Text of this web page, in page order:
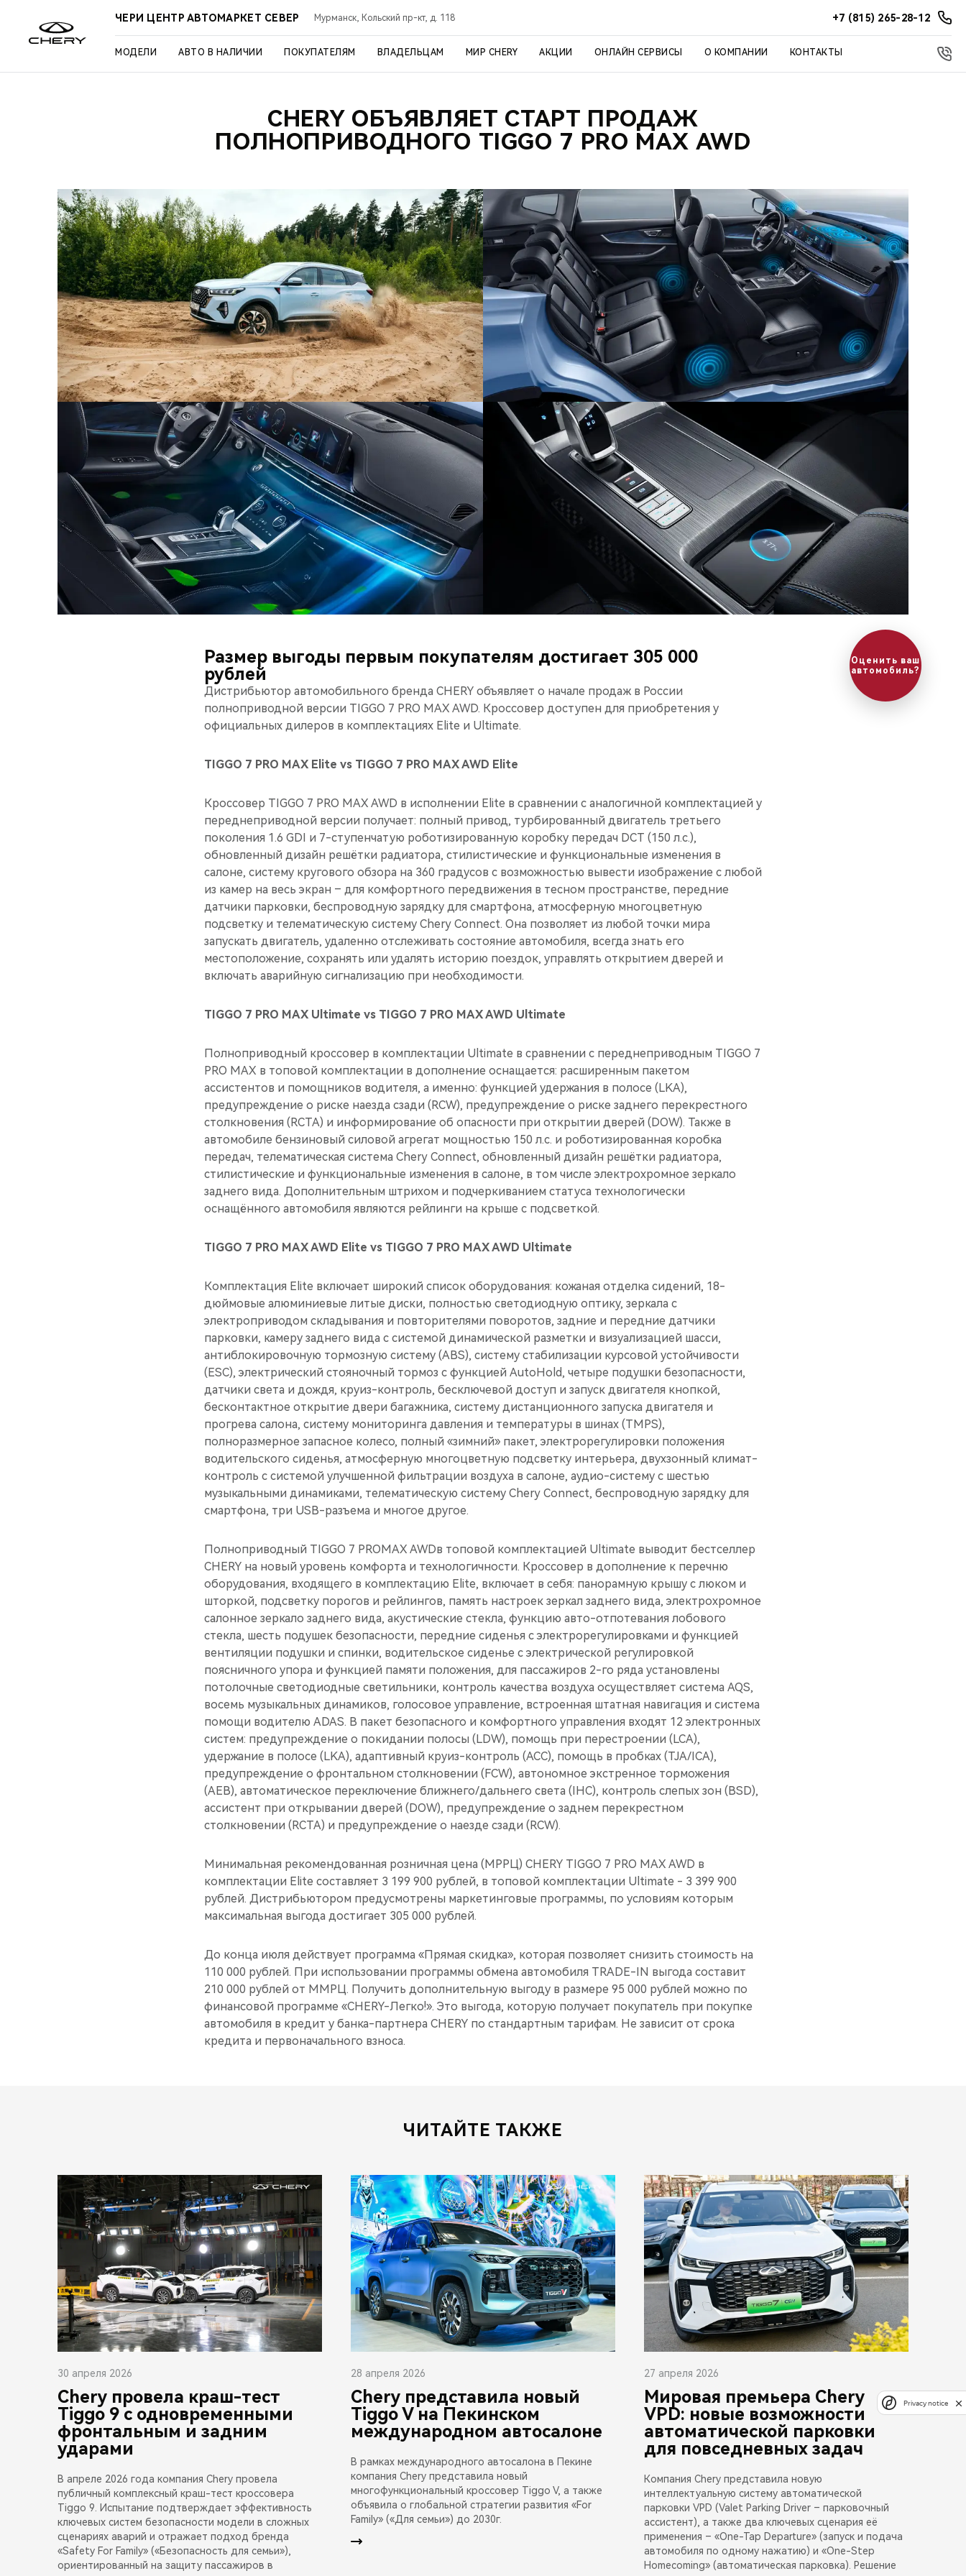
ЧЕРИ ЦЕНТР АВТОМАРКЕТ СЕВЕР Мурманск, Кольский пр-кт, д. 118 +7 (815) 265-28-12
МОДЕЛИ АВТО В НАЛИЧИИ ПОКУПАТЕЛЯМ ВЛАДЕЛЬЦАМ МИР CHERY АКЦИИ ОНЛАЙН СЕРВИСЫ О КОМПАНИИ КОНТАКТЫ
CHERY ОБЪЯВЛЯЕТ СТАРТ ПРОДАЖ
ПОЛНОПРИВОДНОГО TIGGO 7 PRO MAX AWD
Размер выгоды первым покупателям достигает 305 000
рублей
Дистрибьютор автомобильного бренда CHERY объявляет о начале продаж в России
полноприводной версии TIGGO 7 PRO MAX AWD. Кроссовер доступен для приобретения у
официальных дилеров в комплектациях Elite и Ultimate.
TIGGO 7 PRO MAX Elite vs TIGGO 7 PRO MAX AWD Elite
Кроссовер TIGGO 7 PRO MAX AWD в исполнении Elite в сравнении с аналогичной комплектацией у
переднеприводной версии получает: полный привод, турбированный двигатель третьего
поколения 1.6 GDI и 7-ступенчатую роботизированную коробку передач DCT (150 л.с.),
обновленный дизайн решётки радиатора, стилистические и функциональные изменения в
салоне, систему кругового обзора на 360 градусов с возможностью вывести изображение с любой
из камер на весь экран – для комфортного передвижения в тесном пространстве, передние
датчики парковки, беспроводную зарядку для смартфона, атмосферную многоцветную
подсветку и телематическую систему Chery Connect. Она позволяет из любой точки мира
запускать двигатель, удаленно отслеживать состояние автомобиля, всегда знать его
местоположение, сохранять или удалять историю поездок, управлять открытием дверей и
включать аварийную сигнализацию при необходимости.
TIGGO 7 PRO MAX Ultimate vs TIGGO 7 PRO MAX AWD Ultimate
Полноприводный кроссовер в комплектации Ultimate в сравнении с переднеприводным TIGGO 7
PRO MAX в топовой комплектации в дополнение оснащается: расширенным пакетом
ассистентов и помощников водителя, а именно: функцией удержания в полосе (LKA),
предупреждение о риске наезда сзади (RCW), предупреждение о риске заднего перекрестного
столкновения (RCTA) и информирование об опасности при открытии дверей (DOW). Также в
автомобиле бензиновый силовой агрегат мощностью 150 л.c. и роботизированная коробка
передач, телематическая система Chery Connect, обновленный дизайн решётки радиатора,
стилистические и функциональные изменения в салоне, в том числе электрохромное зеркало
заднего вида. Дополнительным штрихом и подчеркиванием статуса технологически
оснащённого автомобиля являются рейлинги на крыше с подсветкой.
TIGGO 7 PRO MAX AWD Elite vs TIGGO 7 PRO MAX AWD Ultimate
Комплектация Elite включает широкий список оборудования: кожаная отделка сидений, 18-
дюймовые алюминиевые литые диски, полностью светодиодную оптику, зеркала с
электроприводом складывания и повторителями поворотов, задние и передние датчики
парковки, камеру заднего вида c системой динамической разметки и визуализацией шасси,
антиблокировочную тормозную систему (ABS), систему стабилизации курсовой устойчивости
(ESС), электрический стояночный тормоз с функцией AutoHold, четыре подушки безопасности,
датчики света и дождя, круиз-контроль, бесключевой доступ и запуск двигателя кнопкой,
бесконтактное открытие двери багажника, систему дистанционного запуска двигателя и
прогрева салона, систему мониторинга давления и температуры в шинах (TMPS),
полноразмерное запасное колесо, полный «зимний» пакет, электрорегулировки положения
водительского сиденья, атмосферную многоцветную подсветку интерьера, двухзонный климат-
контроль с системой улучшенной фильтрации воздуха в салоне, aудио-систему c шестью
музыкальными динамиками, телематическую систему Chery Connect, беспроводную зарядку для
смартфона, три USB-разъема и многое другое.
Полноприводный TIGGO 7 PROMAX AWDв топовой комплектацией Ultimate выводит бестселлер
CHERY на новый уровень комфорта и технологичности. Кроссовер в дополнение к перечню
оборудования, входящего в комплектацию Elite, включает в себя: панорамную крышу с люком и
шторкой, подсветку порогов и рейлингов, память настроек зеркал заднего вида, электрохромное
салонное зеркало заднего вида, акустические стекла, функцию авто-отпотевания лобового
стекла, шесть подушек безопасности, передние сиденья с электрорегулировками и функцией
вентиляции подушки и спинки, водительское сиденье с электрической регулировкой
поясничного упора и функцией памяти положения, для пассажиров 2-го ряда установлены
потолочные светодиодные светильники, контроль качества воздуха осуществляет система AQS,
восемь музыкальных динамиков, голосовое управление, встроенная штатная навигация и система
помощи водителю ADAS. В пакет безопасного и комфортного управления входят 12 электронных
систем: предупреждение о покидании полосы (LDW), помощь при перестроении (LCA),
удержание в полосе (LKA), адаптивный круиз-контроль (ACC), помощь в пробках (TJA/ICA),
предупреждение о фронтальном столкновении (FCW), автономное экстренное торможения
(AEB), автоматическое переключение ближнего/дальнего света (IHC), контроль слепых зон (BSD),
ассистент при открывании дверей (DOW), предупреждение о заднем перекрестном
столкновении (RCTA) и предупреждение о наезде сзади (RCW).
Минимальная рекомендованная розничная цена (МРРЦ) CHERY TIGGO 7 PRO MAX AWD в
комплектации Elite составляет 3 199 900 рублей, в топовой комплектации Ultimate - 3 399 900
рублей. Дистрибьютором предусмотрены маркетинговые программы, по условиям которым
максимальная выгода достигает 305 000 рублей.
До конца июля действует программа «Прямая скидка», которая позволяет снизить стоимость на
110 000 рублей. При использовании программы обмена автомобиля TRADE-IN выгода составит
210 000 рублей от ММРЦ. Получить дополнительную выгоду в размере 95 000 рублей можно по
финансовой программе «CHERY-Легко!». Это выгода, которую получает покупатель при покупке
автомобиля в кредит у банка-партнера CHERY по стандартным тарифам. Не зависит от срока
кредита и первоначального взноса.
ЧИТАЙТЕ ТАКЖЕ
30 апреля 2026
Chery провела краш-тест
Tiggo 9 с одновременными
фронтальным и задним
ударами
В апреле 2026 года компания Chery провела
публичный комплексный краш-тест кроссовера
Tiggo 9. Испытание подтверждает эффективность
ключевых систем безопасности модели в сложных
сценариях аварий и отражает подход бренда
«Safety For Family» («Безопасность для семьи»),
ориентированный на защиту пассажиров в
28 апреля 2026
Chery представила новый
Tiggo V на Пекинском
международном автосалоне
В рамках международного автосалона в Пекине
компания Chery представила новый
многофункциональный кроссовер Tiggo V, а также
объявила о глобальной стратегии развития «For
Family» («Для семьи») до 2030г.
27 апреля 2026
Мировая премьера Chery
VPD: новые возможности
автоматической парковки
для повседневных задач
Компания Chery представила новую
интеллектуальную систему автоматической
парковки VPD (Valet Parking Driver – парковочный
ассистент), а также два ключевых сценария её
применения – «One-Tap Departure» (запуск и подача
автомобиля по одному нажатию) и «One-Step
Homecoming» (автоматическая парковка). Решение
Privacy notice